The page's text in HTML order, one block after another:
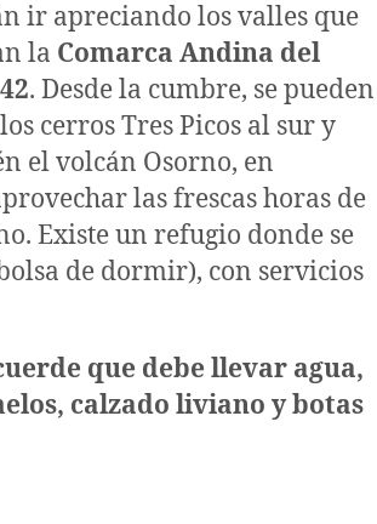
ir apreciando los valles que
la Comarca Andina del
. Desde la cumbre, se pueden
cerros Tres Picos al sur y
el volcán Osorno, en
las frescas horas de
Existe un refugio donde se
de dormir), con servicios
que debe llevar agua,
calzado liviano y botas